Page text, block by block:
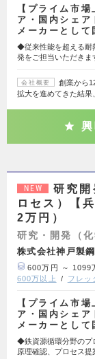
【プライム市
ア・国内シェア
メーカーとし
◆従来性能を超える耐
発をご担当いただき
会社概要
創業から
拡大を進めてきた結果
NEW
研究
ロセス）【
2万円）
研究・開発（
株式会社神戸製
600万円 ～ 1099
600万以上
フレッ
【プライム市
ア・国内シェア
メーカーとし
◆鉄資源循環分野のプ
原理確認、プロセス